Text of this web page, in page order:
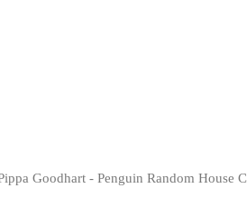
Goodhart - Penguin Random House